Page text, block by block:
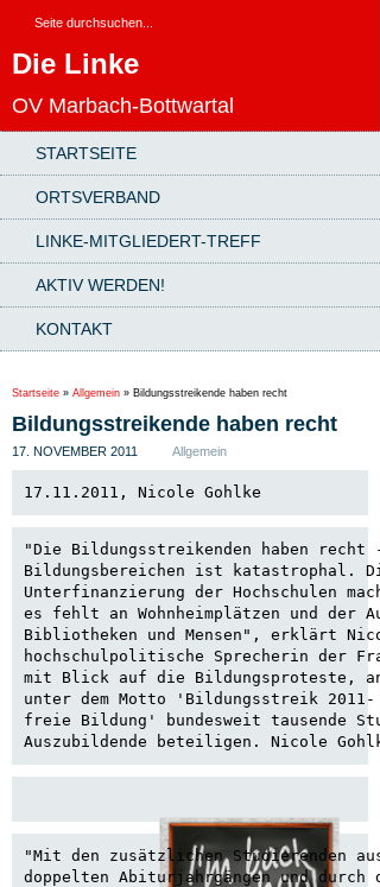
Die Linke
OV Marbach-Bottwartal
STARTSEITE
ORTSVERBAND
LINKE-MITGLIEDERT-TREFF
AKTIV WERDEN!
KONTAKT
Startseite » Allgemein » Bildungsstreikende haben recht
Bildungsstreikende haben recht
17. NOVEMBER 2011 Allgemein
17.11.2011, Nicole Gohlke
"Die Bildungsstreikenden haben
Bildungsbereichen ist katastrophal.
Unterfinanzierung der Hochschulen
es fehlt an Wohnheimplätzen und der
Bibliotheken und Mensen", erklärt
hochschulpolitische Sprecherin der
mit Blick auf die Bildungsproteste,
unter dem Motto 'Bildungsstreik
freie Bildung' bundesweit tausende
Auszubildende beteiligen. Nicole
"Mit den zusätzlichen Studierenden aus
doppelten Abiturjahrgängen und durch